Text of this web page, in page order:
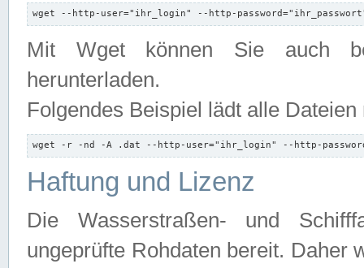
wget --http-user="ihr_login" --http-
Mit Wget können Sie auch
herunterladen.
Folgendes Beispiel lädt alle
wget -r -nd -A .dat --http-user="ihr_login" --http-
Haftung und Lizenz
Die Wasserstraßen- und
ungeprüfte Rohdaten bereit. Daher